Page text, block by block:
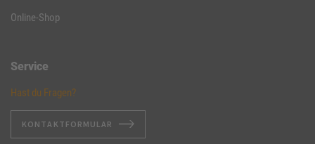
Online-Shop
Service
Hast du Fragen?
KONTAKTFORMULAR